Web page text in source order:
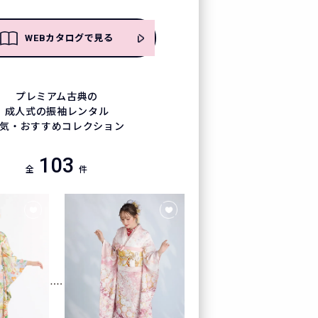
WEBカタログで見る
プレミアム古典の
成人式の振袖レンタル
・おすすめコレクション
全 103 件